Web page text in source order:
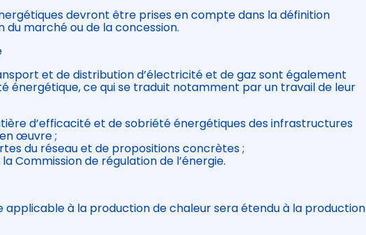
devront être prises en compte dans la définition
marché ou de la concession.
et de distribution d’électricité et de gaz sont également
énergétique, ce qui se traduit notamment par un travail de leur
d’efficacité et de sobriété énergétiques des infrastructures
œuvre ;
du réseau et de propositions concrètes ;
Commission de régulation de l’énergie.
applicable à la production de chaleur sera étendu à la production